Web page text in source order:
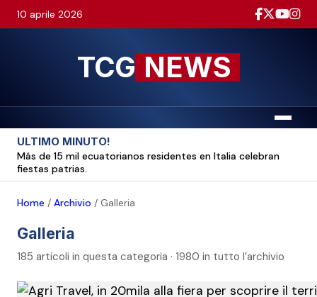
10 aprile 2026
TCG NEWS
Menu
ULTIMO MINUTO!
Más de 15 mil ecuatorianos residentes en Italia celebran
fiestas patrias.
Home / Archivio / Galleria
Galleria
185 articoli in questa categoria · 1980 in tutto l’archivio